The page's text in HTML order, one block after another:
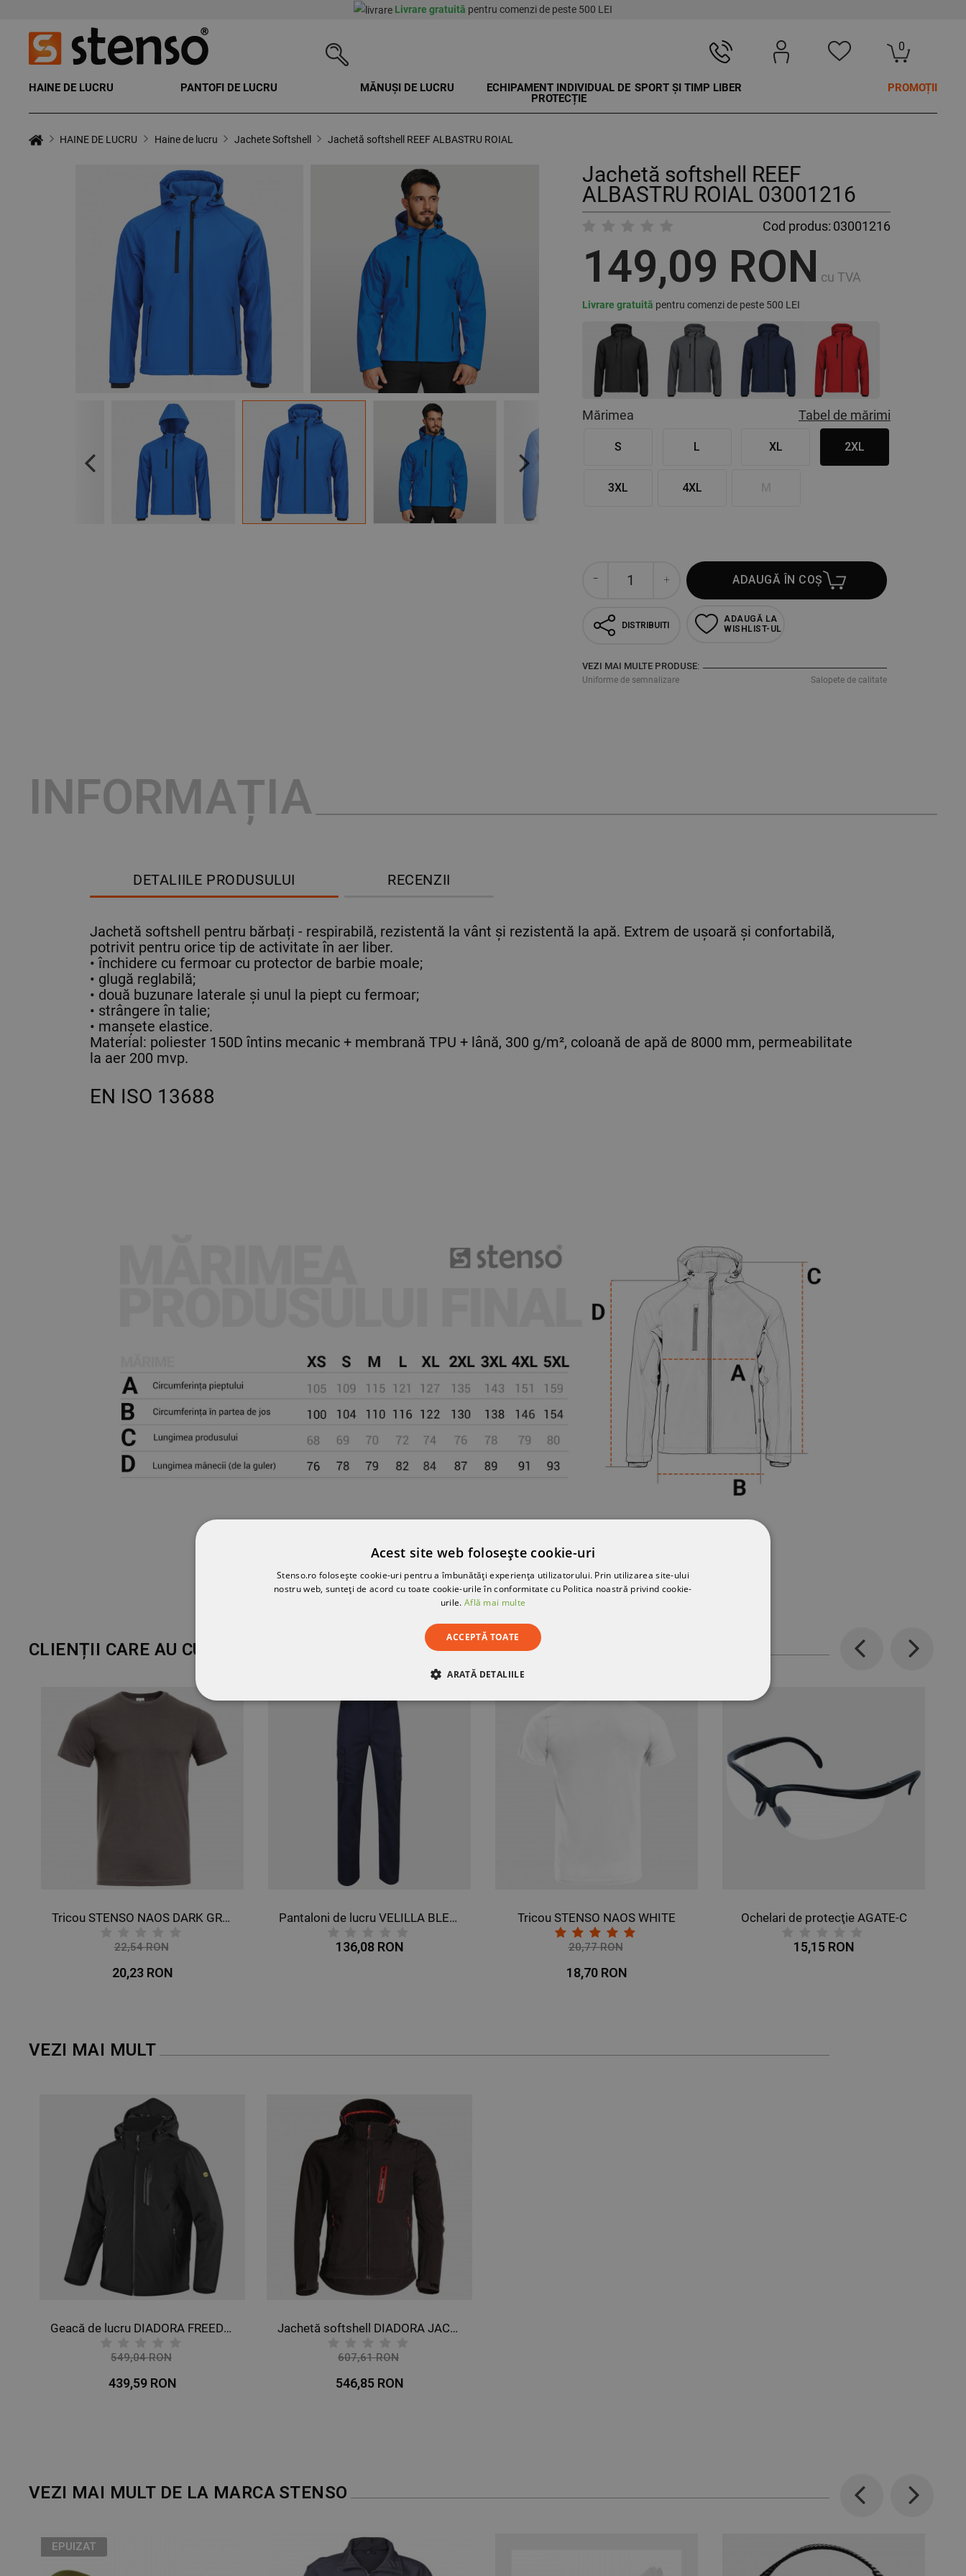
Livrare gratuită pentru comenzi de peste 500 LEI
0
HAINE DE LUCRU PANTOFI DE LUCRU MĂNUȘI DE LUCRU
ECHIPAMENT INDIVIDUAL DE
PROTECȚIE
SPORT ȘI TIMP LIBER PROMOȚII
HAINE DE LUCRU Haine de lucru Jachete Softshell Jachetă softshell REEF ALBASTRU ROIAL
Previous Next
Jachetă softshell REEF
ALBASTRU ROIAL 03001216
Cod produs: 03001216
149,09 RON cu TVA
Livrare gratuită pentru comenzi de peste 500 LEI
Mărimea Tabel de mărimi
S L XL 2XL
3XL 4XL
ADAUGĂ ÎN COȘ
DISTRIBUITI
ADAUGĂ LA
WISHLIST-UL
VEZI MAI MULTE PRODUSE:
Uniforme de semnalizare Salopete de calitate
INFORMAȚIA
DETALIILE PRODUSULUI RECENZII
Jachetă softshell pentru bărbați - respirabilă, rezistentă la vânt și rezistentă la apă. Extrem de ușoară și confortabilă,
potrivit pentru orice tip de activitate în aer liber.
• închidere cu fermoar cu protector de barbie moale;
• glugă reglabilă;
• două buzunare laterale și unul la piept cu fermoar;
• strângere în talie;
• manșete elastice.
Material: poliester 150D întins mecanic + membrană TPU + lână, 300 g/m², coloană de apă de 8000 mm, permeabilitate
la aer 200 mvp.
EN ISO 13688
CLIENȚII CARE AU CUMPĂRAT ACEST PRODUS AU MAI CUMPĂRAT ȘI:
Previous
Tricou STENSO NAOS DARK GRAY
22,54 RON
20,23 RON
Pantaloni de lucru VELILLA BLEUMARIN
136,08 RON
Tricou STENSO NAOS WHITE
20,77 RON
18,70 RON
Ochelari de protecţie AGATE-C
15,15 RON
Next
VEZI MAI MULT
Geacă de lucru DIADORA FREEDOM NEGRU
549,04 RON
439,59 RON
Jachetă softshell DIADORA JACKET SOFTSHELL DUCATI
607,61 RON
546,85 RON
VEZI MAI MULT DE LA MARCA STENSO
Previous Next
Acest site web folosește cookie-uri
Stenso.ro folosește cookie-uri pentru a îmbunătăți experiența utilizatorului. Prin utilizarea site-ului
nostru web, sunteți de acord cu toate cookie-urile în conformitate cu Politica noastră privind cookie-
urile. Află mai multe
ACCEPTĂ TOATE
ARATĂ DETALIILE
DE PERFORMANȚĂ DE TARGETARE DE FUNCŢIONALITATE